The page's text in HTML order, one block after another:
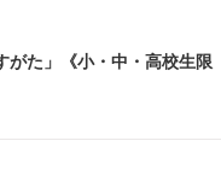
がた」《小・中・高校生限